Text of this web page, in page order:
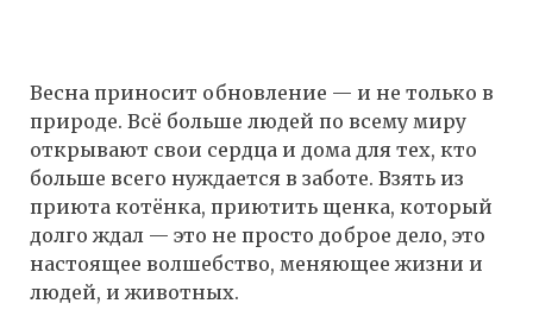
Весна приносит обновление — и не только в
природе. Всё больше людей по всему миру
открывают свои сердца и дома для тех, кто
больше всего нуждается в заботе. Взять из
приюта котёнка, приютить щенка, который
долго ждал — это не просто доброе дело, это
настоящее волшебство, меняющее жизни и
людей, и животных.